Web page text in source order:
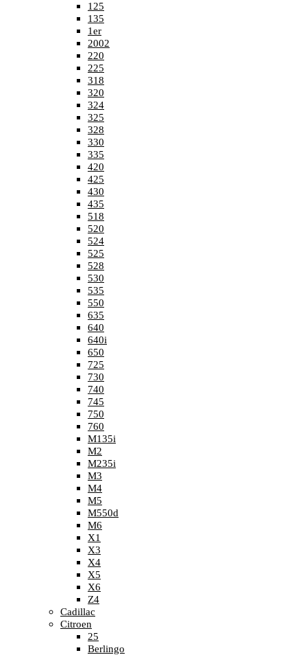
125
135
1er
2002
220
225
318
320
324
325
328
330
335
420
425
430
435
518
520
524
525
528
530
535
550
635
640
640i
650
725
730
740
745
750
760
M135i
M2
M235i
M3
M4
M5
M550d
M6
X1
X3
X4
X5
X6
Z4
Cadillac
Citroen
25
Berlingo